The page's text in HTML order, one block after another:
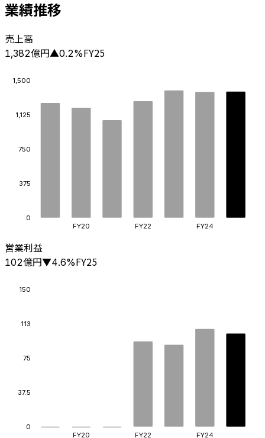
業績推移
売上高
1,382億円▲0.2%FY25
0
375
750
1,125
1,500
FY20 FY22 FY24
営業利益
102億円▼4.6%FY25
0
37.5
75
113
150
FY20 FY22 FY24